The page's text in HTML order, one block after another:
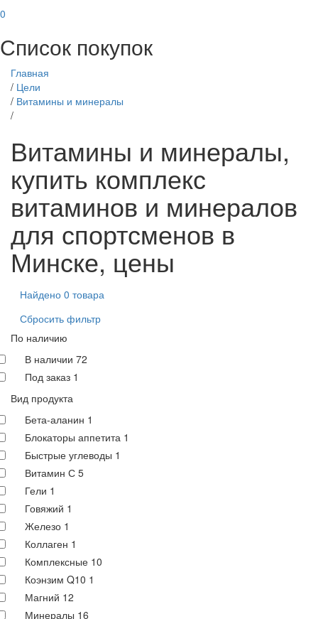
0
Список покупок
Главная
/ Цели
/ Витамины и минералы
/
Витамины и минералы,
купить комплекс
витаминов и минералов
для спортсменов в
Минске, цены
Найдено 0 товара
Сбросить фильтр
По наличию
В наличии 72
Под заказ 1
Вид продукта
Бета-аланин 1
Блокаторы аппетита 1
Быстрые углеводы 1
Витамин С 5
Гели 1
Говяжий 1
Железо 1
Коллаген 1
Комплексные 10
Коэнзим Q10 1
Магний 12
Минералы 16